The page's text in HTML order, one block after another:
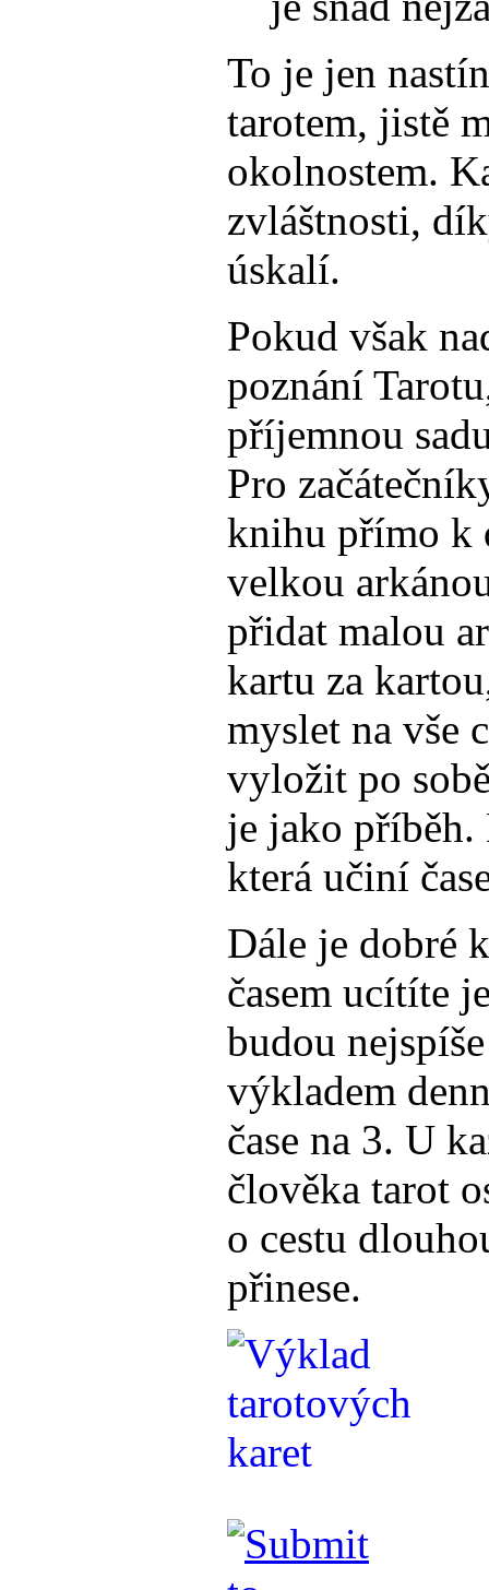
To je jen
tarotem, jistě
okolnostem.
zvláštnosti,
úskalí.
Pokud však
poznání
příjemnou
Pro
knihu přímo k
velkou
přidat malou
kartu za
myslet na vše
vyložit po
je jako příběh.
která učiní
Dále je dobré
časem ucítíte
budou
výkladem
čase na 3. U
člověka tarot
o cestu
přinese.